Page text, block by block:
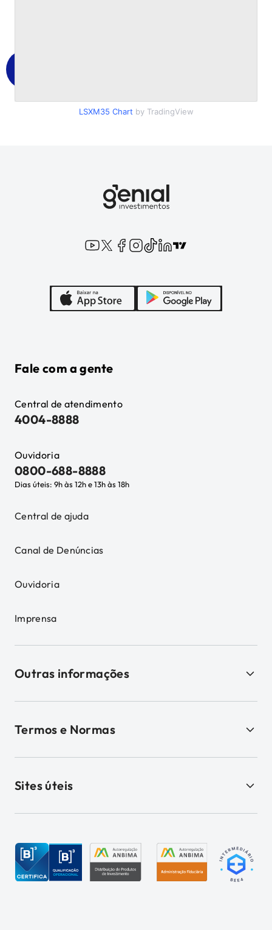
LSXM35 Chart by TradingView
Fale com a gente
Central de atendimento
4004-8888
Ouvidoria
0800-688-8888
Dias úteis: 9h às 12h e 13h às 18h
Central de ajuda
Canal de Denúncias
Ouvidoria
Imprensa
Outras informações
Termos e Normas
Sites úteis